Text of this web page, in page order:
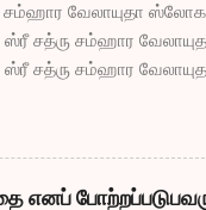
சம்ஹார வேலாயுதா
சத்ரு சம்ஹார
சத்ரு சம்ஹார
ஸ்ரீ சத்ரு சம்ஹார
ஸ்ரீ சத்ரு சம்ஹார
சத்ரு சம்ஹார
எனப்